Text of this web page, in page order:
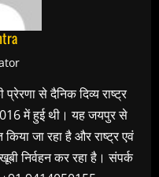
प्रेरणा से दैनिक दिव्य राष्ट्र
में हुई थी। यह जयपुर से
जा रहा है और राष्ट्र एवं
निर्वहन कर रहा है। संपर्क